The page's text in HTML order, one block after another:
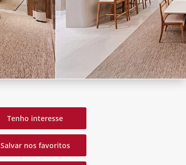
Tenho interesse
Salvar nos favoritos